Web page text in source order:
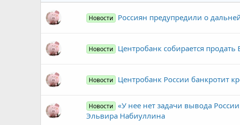
Новости Россиян предупредили о
Новости Центробанк собирается
Новости Центробанк России банкротит
Новости «У нее нет задачи вывода
Эльвира Набиуллина